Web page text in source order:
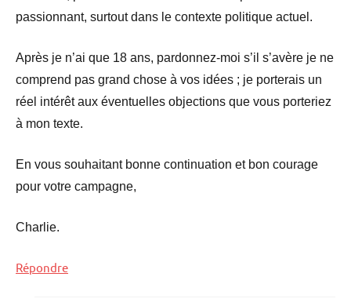
passionnant, surtout dans le contexte politique actuel.
Après je n’ai que 18 ans, pardonnez-moi s’il s’avère je ne
comprend pas grand chose à vos idées ; je porterais un
réel intérêt aux éventuelles objections que vous porteriez
à mon texte.
En vous souhaitant bonne continuation et bon courage
pour votre campagne,
Charlie.
Répondre